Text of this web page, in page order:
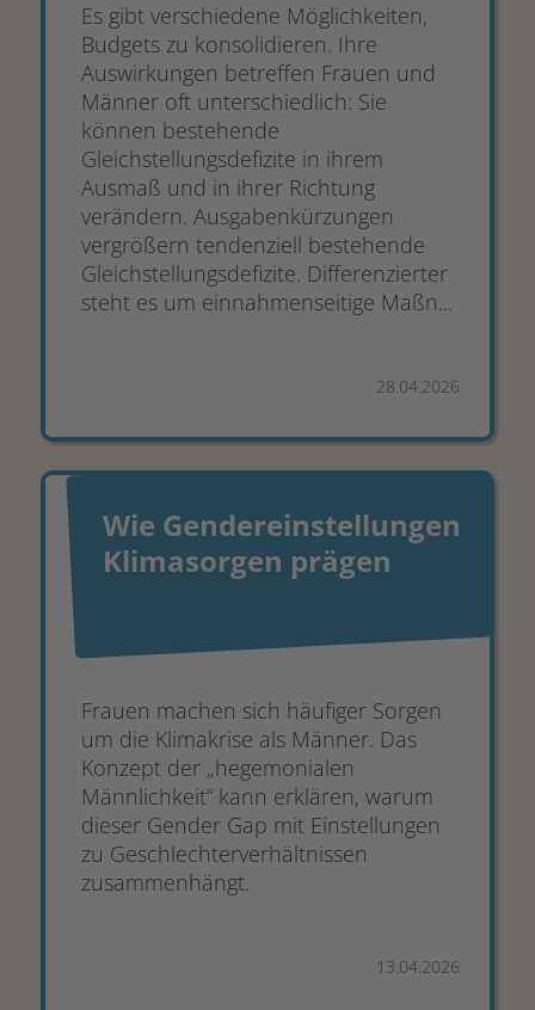
Es gibt verschiedene Möglichkeiten,
Budgets zu konsolidieren. Ihre
Auswirkungen betreffen Frauen und
Männer oft unterschiedlich: Sie
können bestehende
Gleichstellungsdefizite in ihrem
Ausmaß und in ihrer Richtung
verändern. Ausgabenkürzungen
vergrößern tendenziell bestehende
Gleichstellungsdefizite. Differenzierter
steht es um einnahmenseitige Maßn...
28.04.2026
Wie Gendereinstellungen
Klimasorgen prägen
Frauen machen sich häufiger Sorgen
um die Klimakrise als Männer. Das
Konzept der „hegemonialen
Männlichkeit“ kann erklären, warum
dieser Gender Gap mit Einstellungen
zu Geschlechterverhältnissen
zusammenhängt.
13.04.2026